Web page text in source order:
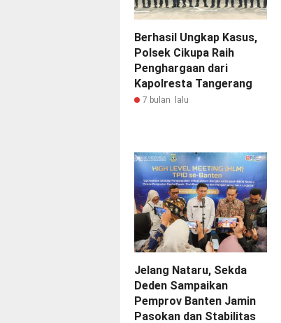
Berhasil Ungkap Kasus,
Polsek Cikupa Raih
Penghargaan dari
Kapolresta Tangerang
7 bulan lalu
Jelang Nataru, Sekda
Deden Sampaikan
Pemprov Banten Jamin
Pasokan dan Stabilitas